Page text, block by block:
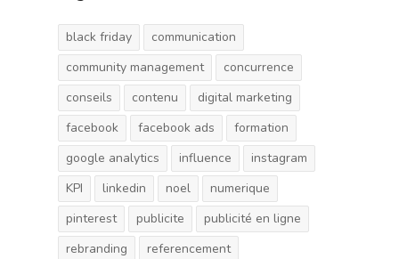
black friday
communication
community management
concurrence
conseils
contenu
digital marketing
facebook
facebook ads
formation
google analytics
influence
instagram
KPI
linkedin noel
numerique
pinterest
publicite
publicité en ligne
rebranding
referencement